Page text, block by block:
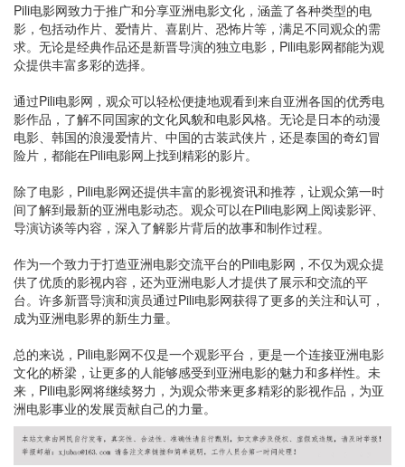
Pili电影网致力于推广和分享亚洲电影文化，涵盖了各种类型的电
影，包括动作片、爱情片、喜剧片、恐怖片等，满足不同观众的需
求。无论是经典作品还是新晋导演的独立电影，Pili电影网都能为观
众提供丰富多彩的选择。
通过Pili电影网，观众可以轻松便捷地观看到来自亚洲各国的优秀电
影作品，了解不同国家的文化风貌和电影风格。无论是日本的动漫
电影、韩国的浪漫爱情片、中国的古装武侠片，还是泰国的奇幻冒
险片，都能在Pili电影网上找到精彩的影片。
除了电影，Pili电影网还提供丰富的影视资讯和推荐，让观众第一时
间了解到最新的亚洲电影动态。观众可以在Pili电影网上阅读影评、
导演访谈等内容，深入了解影片背后的故事和制作过程。
作为一个致力于打造亚洲电影交流平台的Pili电影网，不仅为观众提
供了优质的影视内容，还为亚洲电影人才提供了展示和交流的平
台。许多新晋导演和演员通过Pili电影网获得了更多的关注和认可，
成为亚洲电影界的新生力量。
总的来说，Pili电影网不仅是一个观影平台，更是一个连接亚洲电影
文化的桥梁，让更多的人能够感受到亚洲电影的魅力和多样性。未
来，Pili电影网将继续努力，为观众带来更多精彩的影视作品，为亚
洲电影事业的发展贡献自己的力量。